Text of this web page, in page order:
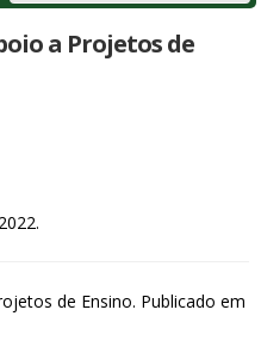
a Projetos de
de Ensino. Publicado em